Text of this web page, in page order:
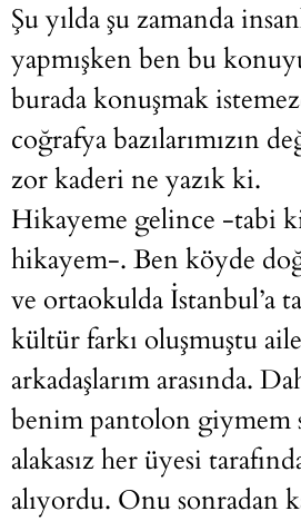
Şu yılda şu zamanda
yapmışken ben bu
burada konuşmak
coğrafya bazılarımızın
zor kaderi ne yazık ki.
Hikayeme gelince -tabi
hikayem-. Ben köyde
ve ortaokulda İstanbul’a
kültür farkı oluşmuştu
arkadaşlarım arasında.
benim pantolon giymem
alakasız her üyesi
alıyordu. Onu sonradan